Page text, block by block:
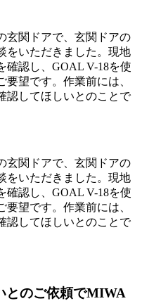
玄関ドアで、玄関ドアの
をいただきました。現地
確認し、GOAL V-18を使
望です。作業前には、
認してほしいとのことで
玄関ドアで、玄関ドアの
をいただきました。現地
確認し、GOAL V-18を使
望です。作業前には、
認してほしいとのことで
とのご依頼でMIWA